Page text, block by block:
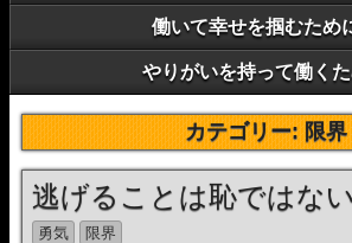
働いて幸せを掴むため
やりがいを持って働く
カテゴリー:限界
逃げることは恥ではない
勇気
限界